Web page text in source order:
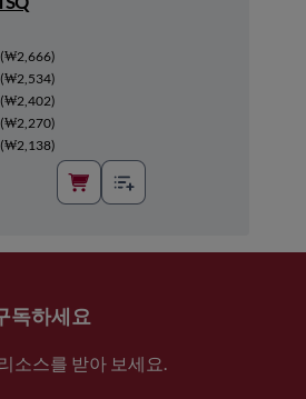
(₩2,666)
(₩2,534)
(₩2,402)
(₩2,270)
(₩2,138)
독하세요
소스를 받아 보세요.